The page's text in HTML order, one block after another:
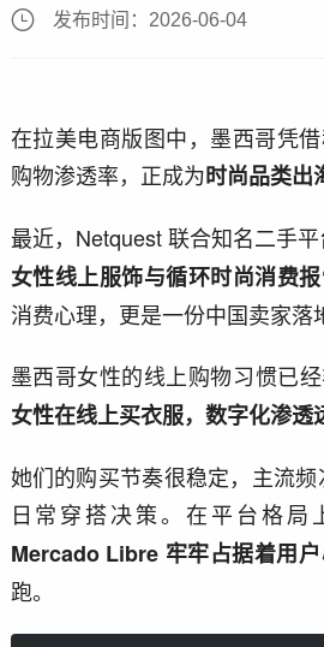
发布时间：2026-06-04
在拉美电商版图中，墨西哥凭
购物渗透率，正成为时尚品类出
最近，Netquest 联合知名二手
女性线上服饰与循环时尚消费
消费心理，更是一份中国卖家落
墨西哥女性的线上购物习惯已经
女性在线上买衣服，数字化渗透
她们的购买节奏很稳定，主流
日常穿搭决策。在平台格局
Mercado Libre 牢牢占据着用
跑。